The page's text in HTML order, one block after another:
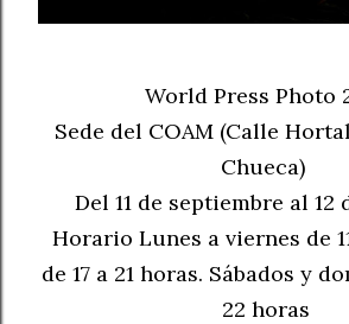
World Press Photo
Sede del COAM (Calle
Chueca)
Del 11 de septiembre al 12
Horario Lunes a viernes de
de 17 a 21 horas. Sábados y
22 horas